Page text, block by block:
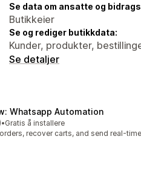
Se data om ansatte og
Butikkeier
Se og rediger butikkdata:
Kunder, produkter,
Se detaljer
Whatsapp Automation
•Gratis å installere
recover carts, and send real-time